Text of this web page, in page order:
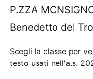
P.ZZA
Benedetto del
Scegli la classe per
testo usati nell'a.s.